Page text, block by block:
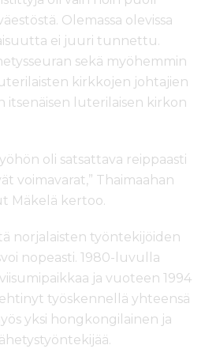
Olemassa olevissa
ei juuri tunnettu.
sekä myöhemmin
kirkkojen johtajien
itsenäisen luterilaisen kirkon
oli satsattava reippaasti
voimavarat,” Thaimaahan
Mäkelä kertoo.
norjalaisten työntekijöiden
nopeasti. 1980-luvulla
ja vuoteen 1994
ehtinyt työskennellä yhteensä
yksi hongkongilainen ja